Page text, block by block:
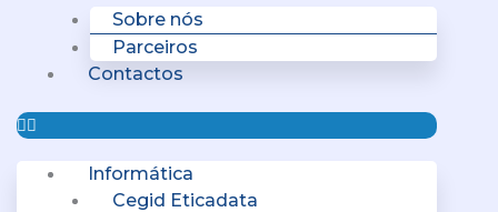
Sobre nós
Parceiros
Contactos
Informática
Cegid Eticadata